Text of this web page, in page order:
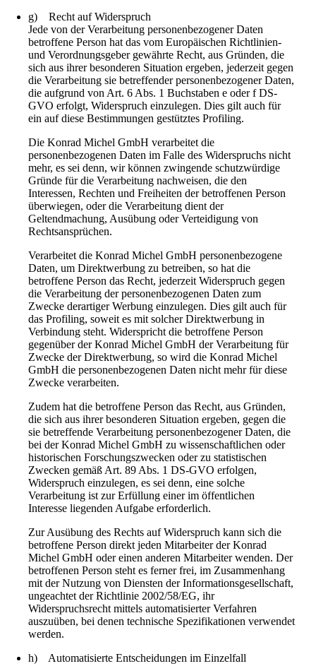
g) Recht auf Widerspruch
Jede von der Verarbeitung personenbezogener Daten
betroffene Person hat das vom Europäischen Richtlinien-
und Verordnungsgeber gewährte Recht, aus Gründen, die
sich aus ihrer besonderen Situation ergeben, jederzeit gegen
die Verarbeitung sie betreffender personenbezogener Daten,
die aufgrund von Art. 6 Abs. 1 Buchstaben e oder f DS-
GVO erfolgt, Widerspruch einzulegen. Dies gilt auch für
ein auf diese Bestimmungen gestütztes Profiling.
Die Konrad Michel GmbH verarbeitet die
personenbezogenen Daten im Falle des Widerspruchs nicht
mehr, es sei denn, wir können zwingende schutzwürdige
Gründe für die Verarbeitung nachweisen, die den
Interessen, Rechten und Freiheiten der betroffenen Person
überwiegen, oder die Verarbeitung dient der
Geltendmachung, Ausübung oder Verteidigung von
Rechtsansprüchen.
Verarbeitet die Konrad Michel GmbH personenbezogene
Daten, um Direktwerbung zu betreiben, so hat die
betroffene Person das Recht, jederzeit Widerspruch gegen
die Verarbeitung der personenbezogenen Daten zum
Zwecke derartiger Werbung einzulegen. Dies gilt auch für
das Profiling, soweit es mit solcher Direktwerbung in
Verbindung steht. Widerspricht die betroffene Person
gegenüber der Konrad Michel GmbH der Verarbeitung für
Zwecke der Direktwerbung, so wird die Konrad Michel
GmbH die personenbezogenen Daten nicht mehr für diese
Zwecke verarbeiten.
Zudem hat die betroffene Person das Recht, aus Gründen,
die sich aus ihrer besonderen Situation ergeben, gegen die
sie betreffende Verarbeitung personenbezogener Daten, die
bei der Konrad Michel GmbH zu wissenschaftlichen oder
historischen Forschungszwecken oder zu statistischen
Zwecken gemäß Art. 89 Abs. 1 DS-GVO erfolgen,
Widerspruch einzulegen, es sei denn, eine solche
Verarbeitung ist zur Erfüllung einer im öffentlichen
Interesse liegenden Aufgabe erforderlich.
Zur Ausübung des Rechts auf Widerspruch kann sich die
betroffene Person direkt jeden Mitarbeiter der Konrad
Michel GmbH oder einen anderen Mitarbeiter wenden. Der
betroffenen Person steht es ferner frei, im Zusammenhang
mit der Nutzung von Diensten der Informationsgesellschaft,
ungeachtet der Richtlinie 2002/58/EG, ihr
Widerspruchsrecht mittels automatisierter Verfahren
auszuüben, bei denen technische Spezifikationen verwendet
werden.
h) Automatisierte Entscheidungen im Einzelfall